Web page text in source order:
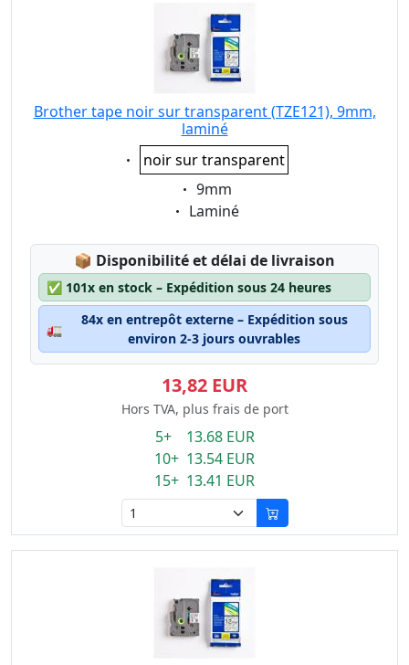
Brother tape noir sur transparent (TZE121), 9mm,
laminé
Eigenschaft:
noir sur transparent
Eigenschaft:
9mm
Eigenschaft:
Laminé
📦 Lagerstatus:
Disponibilité et délai de livraison
✅ 101x en stock – Expédition sous 24 heures
🚛
84x en entrepôt externe – Expédition sous
environ 2-3 jours ouvrables
13,82 EUR
Hors TVA, plus frais de port
5+ 13.68 EUR
10+ 13.54 EUR
15+ 13.41 EUR